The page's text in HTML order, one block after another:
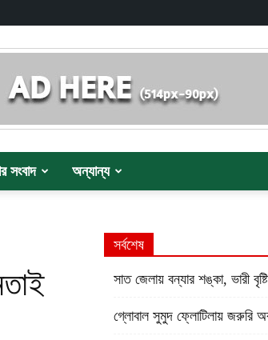
সংবাদ অন্যান্য
সর্বশেষ
সাত জেলায় বন্যার শঙ্কা, ভারী
গ্লোবাল সুমুদ ফ্লোটিলায় জরুরি